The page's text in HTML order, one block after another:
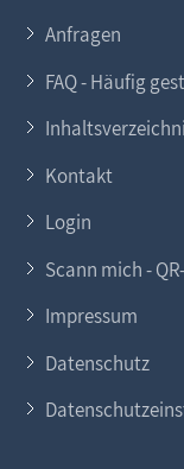
Anfragen
FAQ - Häufig
Kontakt
Login
Scann mich -
Impressum
Datenschutz